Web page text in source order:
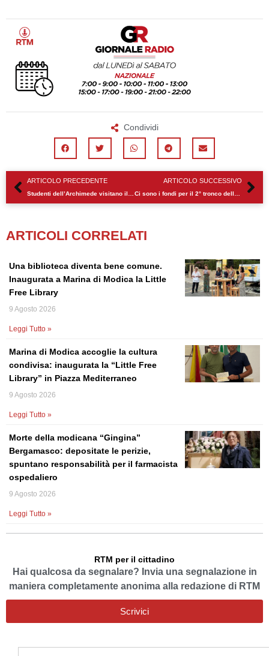
Condividi
Precedente
ARTICOLO PRECEDENTE ARTICOLO SUCCESSIVO
ARTICOLI CORRELATI
Una biblioteca diventa bene comune.
Inaugurata a Marina di Modica la Little
Free Library
9 Agosto 2026
Leggi Tutto »
Marina di Modica accoglie la cultura
condivisa: inaugurata la “Little Free
Library” in Piazza Mediterraneo
9 Agosto 2026
Leggi Tutto »
Morte della modicana “Gingina”
Bergamasco: depositate le perizie,
spuntano responsabilità per il farmacista
ospedaliero
9 Agosto 2026
Leggi Tutto »
RTM per il cittadino
Hai qualcosa da segnalare? Invia una segnalazione in
maniera completamente anonima alla redazione di RTM
Scrivici